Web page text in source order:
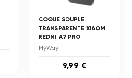
COQUE SOUPLE
TRANSPARENTE XIAOMI
REDMI A7 PRO
MyWay
9,99 €